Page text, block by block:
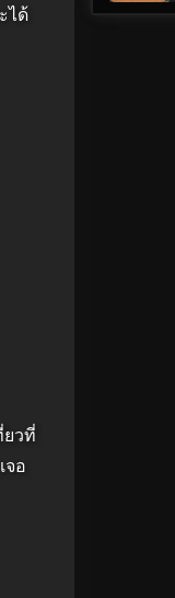
ได้
ยวที่
จอ